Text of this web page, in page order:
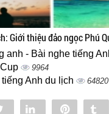
Giới thiệu đảo ngọc Phú
anh - Bài nghe tiếng
9964
Anh du lịch 64820
Tweet Share